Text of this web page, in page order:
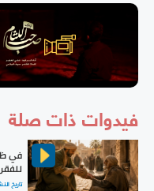
فيدوات ذات صلة
في
تاريخ